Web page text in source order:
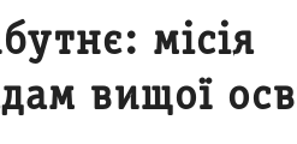
місія
вищої